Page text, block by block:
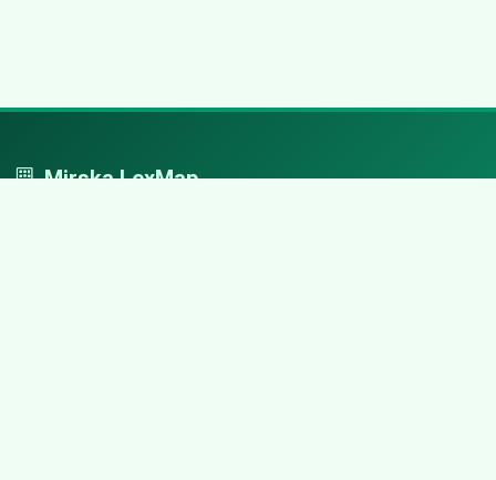
Mirska LexMap